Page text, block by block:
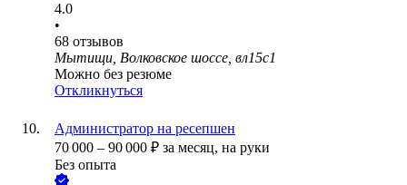
4.0
•
68 отзывов
Мытищи, Волковское шоссе, вл15с1
Можно без резюме
Откликнуться
Администратор на ресепшен
70 000 – 90 000 ₽ за месяц, на руки
Без опыта